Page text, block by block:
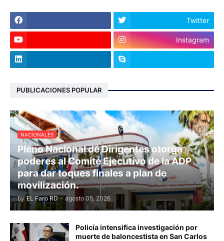
Twitter
Instagram
PUBLICACIONES POPULAR
NACIONALES
Pleno Nacional de Dirigentes otorga
poderes al Comité Ejecutivo de la ADP
para dar toques finales a plan de
movilización.
by EL Faro RD - agosto 05, 2026
Policía intensifica investigación por
muerte de baloncestista en San Carlos